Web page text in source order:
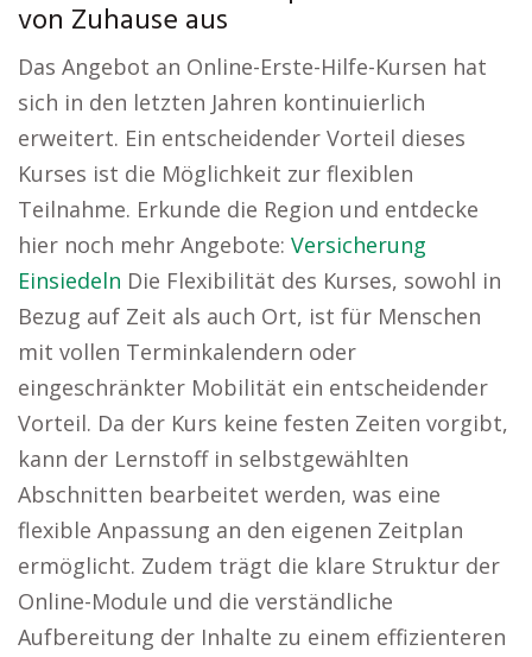
von Zuhause aus
Das Angebot an Online-Erste-Hilfe-Kursen hat
sich in den letzten Jahren kontinuierlich
erweitert. Ein entscheidender Vorteil dieses
Kurses ist die Möglichkeit zur flexiblen
Teilnahme. Erkunde die Region und entdecke
hier noch mehr Angebote: Versicherung
Einsiedeln Die Flexibilität des Kurses, sowohl in
Bezug auf Zeit als auch Ort, ist für Menschen
mit vollen Terminkalendern oder
eingeschränkter Mobilität ein entscheidender
Vorteil. Da der Kurs keine festen Zeiten vorgibt,
kann der Lernstoff in selbstgewählten
Abschnitten bearbeitet werden, was eine
flexible Anpassung an den eigenen Zeitplan
ermöglicht. Zudem trägt die klare Struktur der
Online-Module und die verständliche
Aufbereitung der Inhalte zu einem effizienteren